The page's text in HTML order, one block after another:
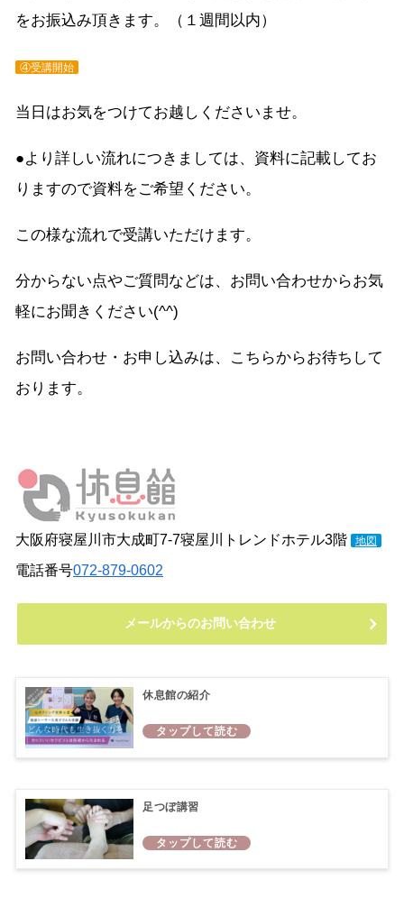
をお振込み頂きます。（１週間以内）
④受講開始
当日はお気をつけてお越しくださいませ。
●より詳しい流れにつきましては、資料に記載してお
りますので資料をご希望ください。
この様な流れで受講いただけます。
分からない点やご質問などは、お問い合わせからお気
軽にお聞きください(^^)
お問い合わせ・お申し込みは、こちらからお待ちして
おります。
大阪府寝屋川市大成町7-7寝屋川トレンドホテル3階 地図
電話番号072-879-0602
メールからのお問い合わせ
休息館の紹介
足つぼ講習